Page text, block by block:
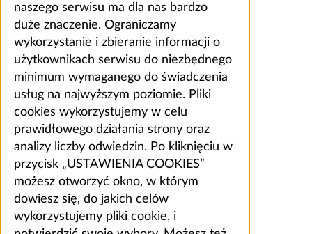
naszego serwisu ma dla nas bardzo
duże znaczenie. Ograniczamy
wykorzystanie i zbieranie informacji o
użytkownikach serwisu do niezbędnego
minimum wymaganego do świadczenia
usług na najwyższym poziomie. Pliki
cookies wykorzystujemy w celu
prawidłowego działania strony oraz
analizy liczby odwiedzin. Po kliknięciu w
przycisk „USTAWIENIA COOKIES”
możesz otworzyć okno, w którym
dowiesz się, do jakich celów
wykorzystujemy pliki cookie, i